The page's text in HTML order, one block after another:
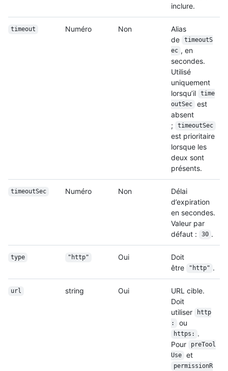
inclure.
timeout Numéro Non
Alias
de
timeoutS
ec , en
secondes.
Utilisé
uniquement
lorsqu’il
time
outSec
est
absent
;
timeoutSec
est prioritaire
lorsque les
deux sont
présents.
timeoutSec Numéro Non
Délai
d’expiration
en secondes.
Valeur par
défaut :
30 .
type "http" Oui
Doit
être
"http" .
url string Oui
URL cible.
Doit
utiliser
http
:
ou
https: .
Pour
preTool
Use
et
permissionR